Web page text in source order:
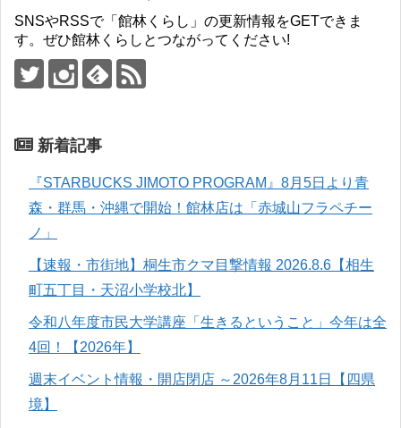
SNSやRSSで「館林くらし」の更新情報をGETできま
す。ぜひ館林くらしとつながってください!
新着記事
『STARBUCKS JIMOTO PROGRAM』8月5日より青
森・群馬・沖縄で開始！館林店は「赤城山フラペチー
ノ」
【速報・市街地】桐生市クマ目撃情報 2026.8.6【相生
町五丁目・天沼小学校北】
令和八年度市民大学講座「生きるということ」今年は全
4回！【2026年】
週末イベント情報・開店閉店 ～2026年8月11日【四県
境】